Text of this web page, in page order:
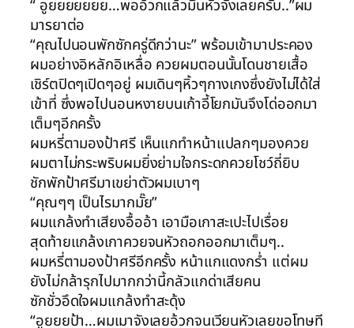
“ อูยยยยยยย…พออ้วกแล้วมึนหัวจังเลยครับ..”ผม
มารยาต่อ
“คุณไปนอนพักซักครู่ดีกว่านะ” พร้อมเข้ามาประคอง
ผมอย่างอิหลักอิเหลื่อ ควยผมตอนนั้นโดนชายเสื้อ
เชิร์ตปิดๆเปิดๆอยู่ ผมเดินๆหิ้วๆกางเกงซึ่งยังไม่ได้ใส่
เข้าที่ ซึ่งพอไปนอนหงายบนเก้าอี้โยกมันจึงโด่ออกมา
เต็มๆอีกครั้ง
ผมหรี่ตามองป้าศรี เห็นแกทำหน้าแปลกๆมองควย
ผมตาไม่กระพริบผมยิ่งย่ามใจกระดกควยโชว์ถี่ยิบ
ชักพักป้าศรีมาเขย่าตัวผมเบาๆ
“คุณๆๆ เป็นไรมากมั๊ย”
ผมแกล้งทำเสียงอื้ออ้า เอามือเกาสะเปะไปเรื่อย
สุดท้ายแกล้งเกาควยจนหัวถอกออกมาเต็มๆ..
ผมหรี่ตามองป้าศรีอีกครั้ง หน้าแกแดงกร่ำ แต่ผม
ยังไม่กล้ารุกไปมากกว่านี้กลัวแกด่าเสียคน
ซักชั่วอึดใจผมแกล้งทำสะดุ้ง
“อูยยยป้า…ผมเมาจังเลยอ้วกจนเวียนหัวเลยขอโทษที